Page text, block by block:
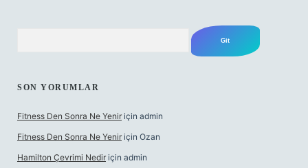
SON YORUMLAR
Fitness Den Sonra Ne Yenir için admin
Fitness Den Sonra Ne Yenir için Ozan
Hamilton Çevrimi Nedir için admin